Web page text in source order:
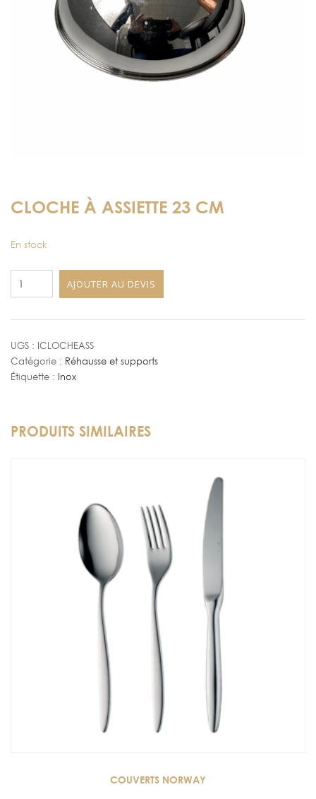
CLOCHE À ASSIETTE 23 CM
En stock
de
Assiette
23
cm
AJOUTER AU DEVIS
UGS : ICLOCHEASS
Catégorie : Réhausse et supports
Étiquette : Inox
PRODUITS SIMILAIRES
COUVERTS NORWAY